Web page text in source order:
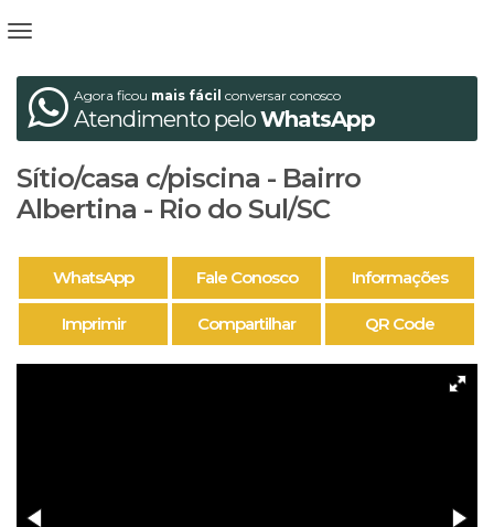
Agora ficou mais fácil conversar conosco
Atendimento peloWhatsApp
Sítio/casa c/piscina - Bairro
Albertina - Rio do Sul/SC
WhatsApp Fale Conosco Informações
Imprimir Compartilhar QR Code